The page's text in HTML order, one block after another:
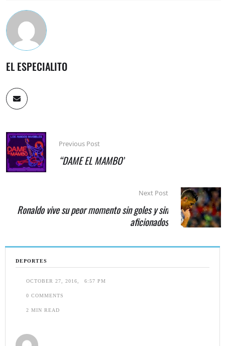
DEPORTES
OCTOBER 27, 2016 6:57 PM
0 COMMENTS
2 MIN READ
EL ESPECIALITO
Previous Post
“DAME EL MAMBO”
Next Post
Ronaldo vive su peor momento sin goles y sin
aficionados